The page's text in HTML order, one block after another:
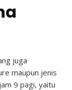
juga
maupun jenis
9 pagi, yaitu